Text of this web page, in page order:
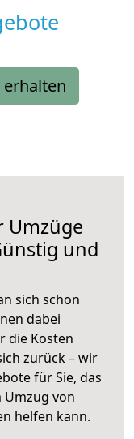
erhalten
Umzüge
und
sich schon
dabei
die Kosten
zurück – wir
für Sie, das
von
helfen kann.